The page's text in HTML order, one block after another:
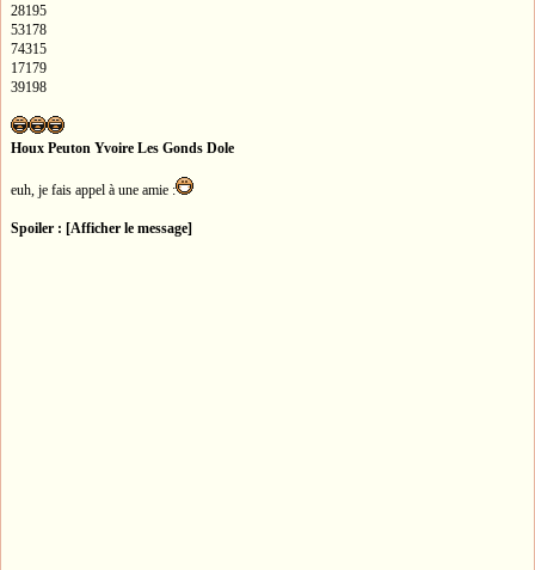
28195
53178
74315
17179
39198
Houx Peuton Yvoire Les Gonds Dole
euh, je fais appel à une amie :
Spoiler : [Afficher le message]